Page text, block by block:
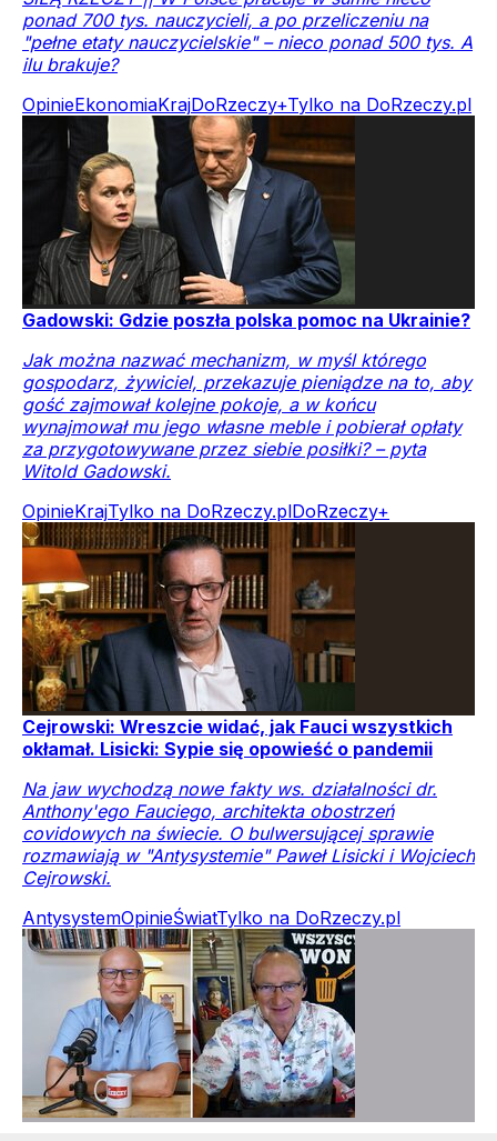
ponad 700 tys. nauczycieli, a po przeliczeniu na
"pełne etaty nauczycielskie" – nieco ponad 500 tys. A
ilu brakuje?
OpinieEkonomiaKrajDoRzeczy+Tylko na DoRzeczy.pl
Gadowski: Gdzie poszła polska pomoc na Ukrainie?
Jak można nazwać mechanizm, w myśl którego
gospodarz, żywiciel, przekazuje pieniądze na to, aby
gość zajmował kolejne pokoje, a w końcu
wynajmował mu jego własne meble i pobierał opłaty
za przygotowywane przez siebie posiłki? – pyta
Witold Gadowski.
OpinieKrajTylko na DoRzeczy.plDoRzeczy+
Cejrowski: Wreszcie widać, jak Fauci wszystkich
okłamał. Lisicki: Sypie się opowieść o pandemii
Na jaw wychodzą nowe fakty ws. działalności dr.
Anthony'ego Fauciego, architekta obostrzeń
covidowych na świecie. O bulwersującej sprawie
rozmawiają w "Antysystemie" Paweł Lisicki i Wojciech
Cejrowski.
AntysystemOpinieŚwiatTylko na DoRzeczy.pl